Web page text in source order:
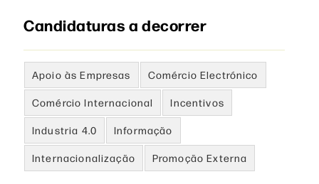
Candidaturas a decorrer
Apoio às Empresas Comércio Electrónico
Comércio Internacional Incentivos
Industria 4.0 Informação
Internacionalização Promoção Externa